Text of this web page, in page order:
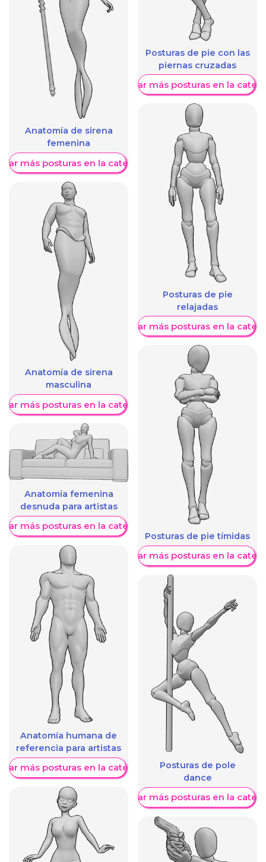
Anatomía de sirena
femenina
más posturas en la categoría
Anatomía de sirena
masculina
más posturas en la categoría
Anatomía femenina
desnuda para artistas
más posturas en la categoría
Anatomía humana de
referencia para artistas
más posturas en la categoría
Posturas de pie con las
piernas cruzadas
Mostrar más posturas en la
Posturas de pie
relajadas
Mostrar más posturas en la
Posturas de pie tímidas
Mostrar más posturas en la
Posturas de pole
dance
Mostrar más posturas en la